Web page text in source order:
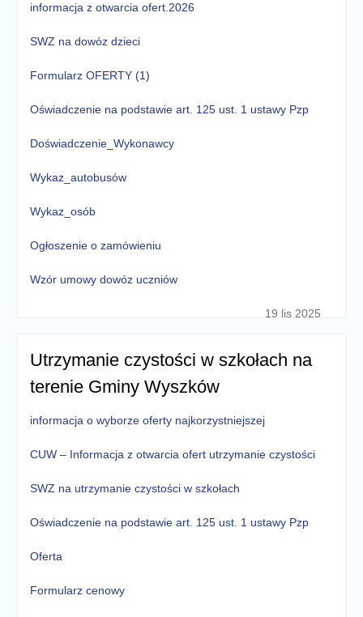
informacja z otwarcia ofert.2026
SWZ na dowóz dzieci
Formularz OFERTY (1)
Oświadczenie na podstawie art. 125 ust. 1 ustawy Pzp
Doświadczenie_Wykonawcy
Wykaz_autobusów
Wykaz_osób
Ogłoszenie o zamówieniu
Wzór umowy dowóz uczniów
19 lis 2025
Utrzymanie czystości w szkołach na
terenie Gminy Wyszków
informacja o wyborze oferty najkorzystniejszej
CUW – Informacja z otwarcia ofert utrzymanie czystości
SWZ na utrzymanie czystości w szkołach
Oświadczenie na podstawie art. 125 ust. 1 ustawy Pzp
Oferta
Formularz cenowy